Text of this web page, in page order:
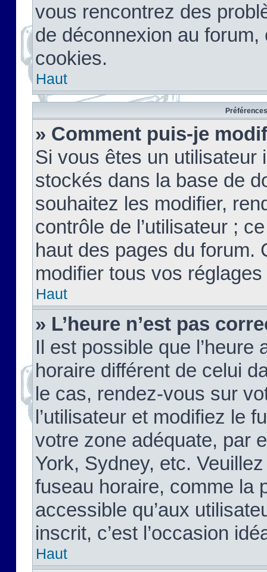
vous rencontrez des
de déconnexion au
cookies.
Haut
» Comment puis-je
Si vous êtes un
stockés dans la base de
souhaitez les modifier,
contrôle de l’utilisateur ;
haut des pages du forum.
modifier tous vos
Haut
» L’heure n’est pas
Il est possible que
horaire différent de celui
le cas, rendez-vous sur
l’utilisateur et modifiez le
votre zone adéquate, par
York, Sydney, etc.
fuseau horaire, comme la
accessible qu’aux
inscrit, c’est l’occasion
Haut